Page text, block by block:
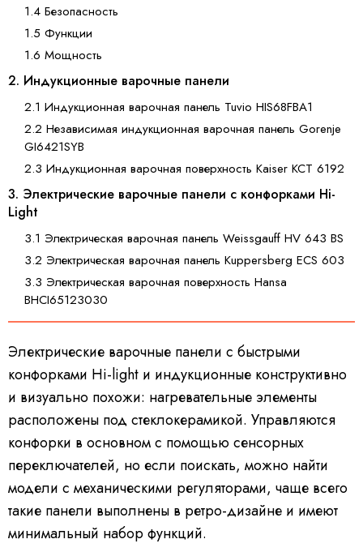
1.4 Безопасность
1.5 Функции
1.6 Мощность
2. Индукционные варочные панели
2.1 Индукционная варочная панель Tuvio HIS68FBA1
2.2 Независимая индукционная варочная панель Gorenje
GI6421SYB
2.3 Индукционная варочная поверхность Kaiser KCT 6192
3. Электрические варочные панели с конфорками Hi-
Light
3.1 Электрическая варочная панель Weissgauff HV 643 BS
3.2 Электрическая варочная панель Kuppersberg ECS 603
3.3 Электрическая варочная поверхность Hansa
BHCI65123030
Электрические варочные панели с быстрыми
конфорками Hi-light и индукционные конструктивно
и визуально похожи: нагревательные элементы
расположены под стеклокерамикой. Управляются
конфорки в основном с помощью сенсорных
переключателей, но если поискать, можно найти
модели с механическими регуляторами, чаще всего
такие панели выполнены в ретро-дизайне и имеют
минимальный набор функций.